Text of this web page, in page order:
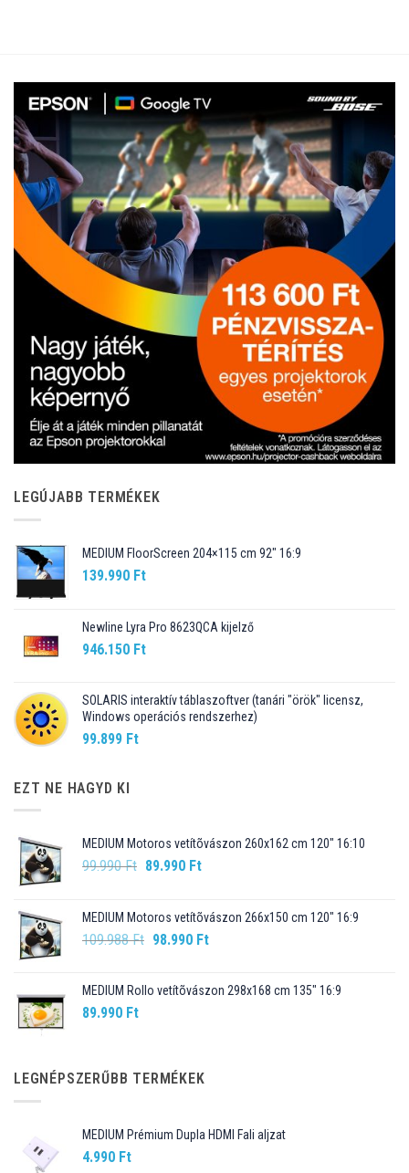
LEGÚJABB TERMÉKEK
MEDIUM FloorScreen 204×115 cm 92″ 16:9
139.990 Ft
Newline Lyra Pro 8623QCA kijelző
946.150 Ft
SOLARIS interaktív táblaszoftver (tanári "örök" licensz,
Windows operációs rendszerhez)
99.899 Ft
EZT NE HAGYD KI
MEDIUM Motoros vetítõvászon 260x162 cm 120" 16:10
99.990Ft Original
99.990 Ft.
89.990 FtCurrent
89.990 Ft.
MEDIUM Motoros vetítõvászon 266x150 cm 120" 16:9
109.988Ft Original
109.988 Ft.
98.990 FtCurrent
98.990 Ft.
MEDIUM Rollo vetítõvászon 298x168 cm 135" 16:9
89.990 Ft
LEGNÉPSZERŰBB TERMÉKEK
MEDIUM Prémium Dupla HDMI Fali aljzat
4.990 Ft